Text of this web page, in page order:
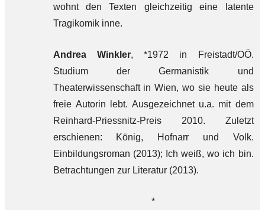
wohnt den Texten gleichzeitig eine latente
Tragikomik inne.
Andrea Winkler, *1972 in Freistadt/OÖ.
Studium der Germanistik und
Theaterwissenschaft in Wien, wo sie heute als
freie Autorin lebt. Ausgezeichnet u.a. mit dem
Reinhard-Priessnitz-Preis 2010. Zuletzt
erschienen: König, Hofnarr und Volk.
Einbildungsroman (2013); Ich weiß, wo ich bin.
Betrachtungen zur Literatur (2013).
*